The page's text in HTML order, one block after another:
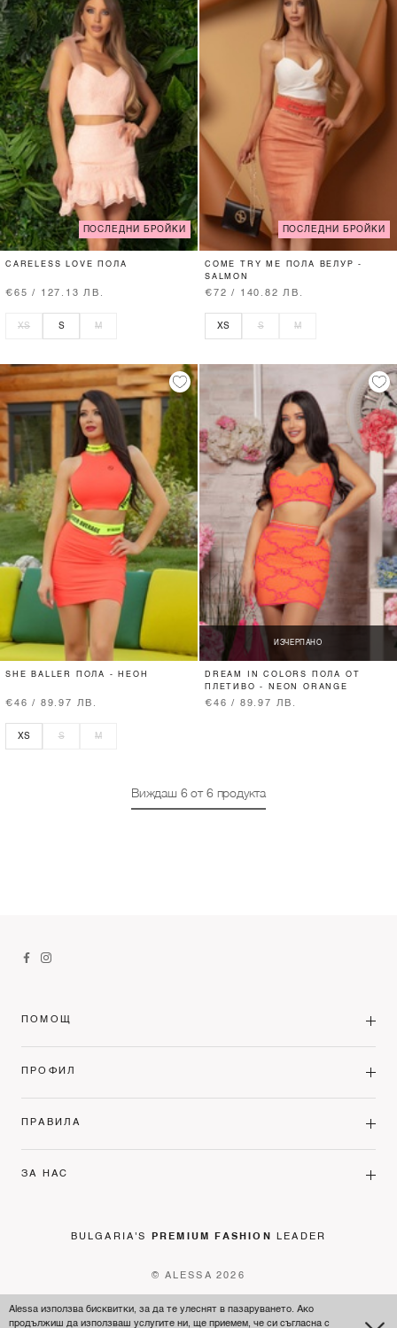
ПОСЛЕДНИ БРОЙКИ
CARELESS LOVE ПОЛА
€65 / 127.13 ЛВ.
XS S M
ПОСЛЕДНИ БРОЙКИ
COME TRY ME ПОЛА ВЕЛУР -
SALMON
€72 / 140.82 ЛВ.
XS S M
SHE BALLER ПОЛА - НЕОН
€46 / 89.97 ЛВ.
XS S M
ИЗЧЕРПАНО
DREAM IN COLORS ПОЛА ОТ
ПЛЕТИВО - NEON ORANGE
€46 / 89.97 ЛВ.
Виждаш 6 от 6 продукта
Alessa използва бисквитки, за да те улеснят в пазаруването. Ако
продължиш да използваш услугите ни, ще приемем, че си съгласна с
ПОМОЩ
ПРОФИЛ
ПРАВИЛА
ЗА НАС
BULGARIA'S PREMIUM FASHION LEADER
© ALESSA 2026